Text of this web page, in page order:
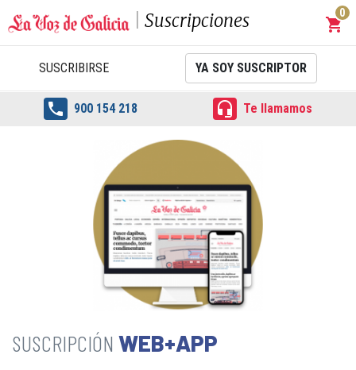
Suscripciones shopping_cart
0
SUSCRIBIRSE YA SOY SUSCRIPTOR
 900 154 218  Te llamamos
WEB+APP